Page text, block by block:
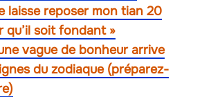
laisse reposer mon tian 20
qu’il soit fondant »
vague de bonheur arrive
du zodiaque (préparez-